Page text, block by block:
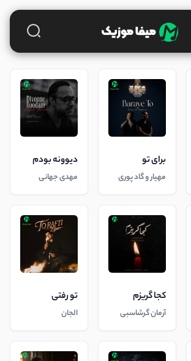
برای تو
مهیار و گاد پوری
دیوونه بودم
مهدی جهانی
کجا گریزم
آرمان گرشاسبی
تو رفتی
الجان